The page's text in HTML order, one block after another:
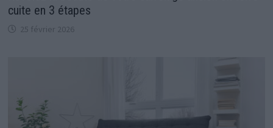
cuite en 3 étapes
25 février 2026